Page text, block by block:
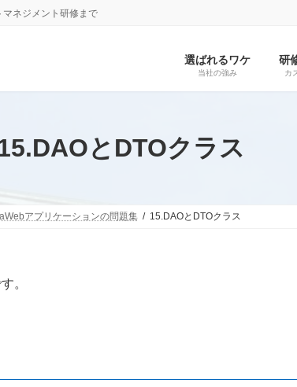
ネジメント研修まで
選ばれるワケ
当社の強み
研
カ
とDTOクラス
アプリケーションの問題集 15.DAOとDTOクラス
。